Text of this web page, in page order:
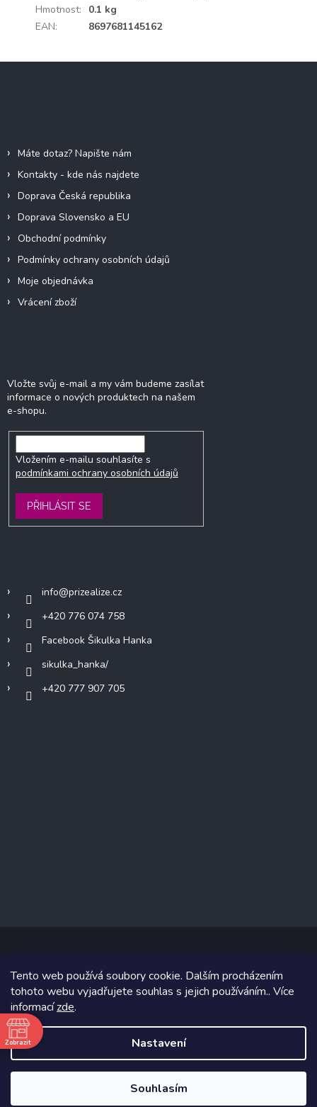
Tento web používá soubory cookie. Dalším procházením
tohoto webu vyjadřujete souhlas s jejich používáním.. Více
informacízde.
Nastavení
Souhlasím
Hmotnost:
0.1 kg
EAN: 8697681145162
Máte dotaz? Napište nám
Kontakty - kde nás najdete
Doprava Česká republika
Doprava Slovensko a EU
Obchodní podmínky
Podmínky ochrany osobních údajů
Moje objednávka
Vrácení zboží
Vložte svůj e-mail a my vám budeme zasílat
informace o nových produktech na našem
e-shopu.
Vložením e-mailu souhlasíte s
podmínkami ochrany osobních údajů
PŘIHLÁSIT SE
info@prizealize.cz
+420 776 074 758
Facebook Šikulka Hanka
sikulka_hanka/
+420 777 907 705
Copyright 2026www.prizealize.cz. Všechna práva vyhrazena.
Grafický návrh vytvořil a na Shoptet implementoval
Shoptetak.cz.
Zobrazit